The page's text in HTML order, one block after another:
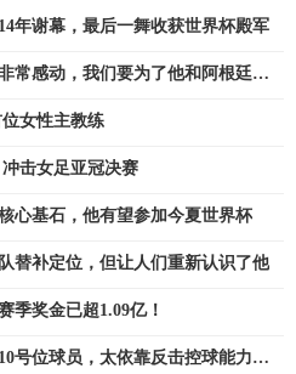
年谢幕，最后一舞收获世界杯殿军
常感动，我们要为了他和阿根廷而
女性主教练
击女足亚冠决赛
心基石，他有望参加今夏世界杯
替补定位，但让人们重新认识了他
季奖金已超1.09亿！
号位球员，太依靠反击控球能力不